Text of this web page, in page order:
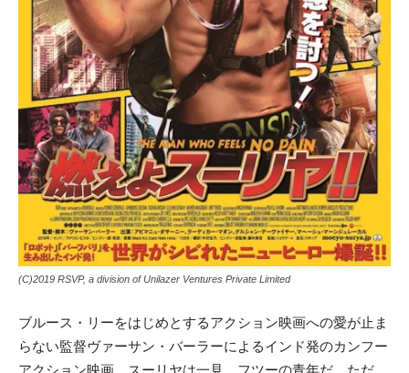
(C)2019 RSVP, a division of Unilazer Ventures Private Limited
ブルース・リーをはじめとするアクション映画への愛が止ま
らない監督ヴァーサン・バーラーによるインド発のカンフー
アクション映画。スーリヤは一見、フツーの青年だ。ただ